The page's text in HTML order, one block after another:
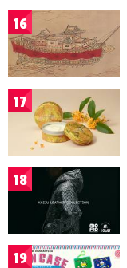
16
17
18
19